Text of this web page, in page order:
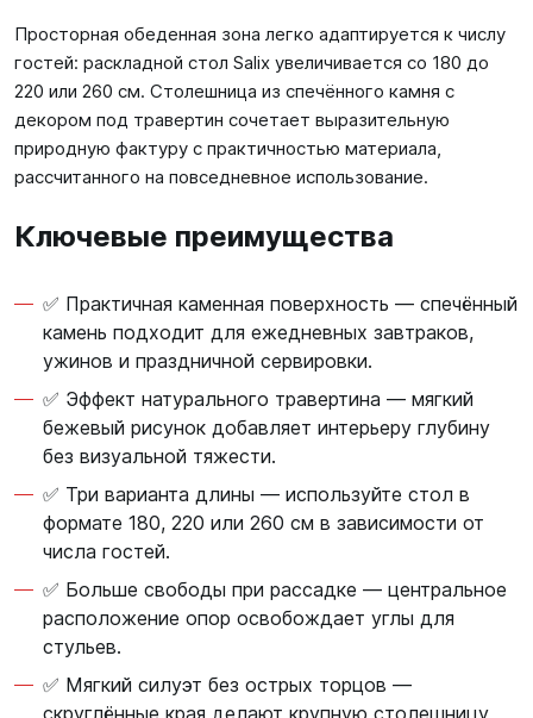
Просторная обеденная зона легко адаптируется к числу
гостей: раскладной стол Salix увеличивается со 180 до
220 или 260 см. Столешница из спечённого камня с
декором под травертин сочетает выразительную
природную фактуру с практичностью материала,
рассчитанного на повседневное использование.
Ключевые преимущества
✅ Практичная каменная поверхность — спечённый
камень подходит для ежедневных завтраков,
ужинов и праздничной сервировки.
✅ Эффект натурального травертина — мягкий
бежевый рисунок добавляет интерьеру глубину
без визуальной тяжести.
✅ Три варианта длины — используйте стол в
формате 180, 220 или 260 см в зависимости от
числа гостей.
✅ Больше свободы при рассадке — центральное
расположение опор освобождает углы для
стульев.
✅ Мягкий силуэт без острых торцов —
скруглённые края делают крупную столешницу